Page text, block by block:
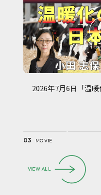
2026年7月6日「温暖
03 MOVIE
VIEW ALL